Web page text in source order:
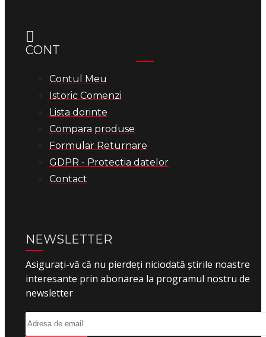
CONT
Contul Meu
Istoric Comenzi
Lista dorinte
Compara produse
Formular Returnare
GDPR - Protectia datelor
Contact
NEWSLETTER
Asigurați-vă că nu pierdeți niciodată știrile noastre
interesante prin abonarea la programul nostru de
newsletter